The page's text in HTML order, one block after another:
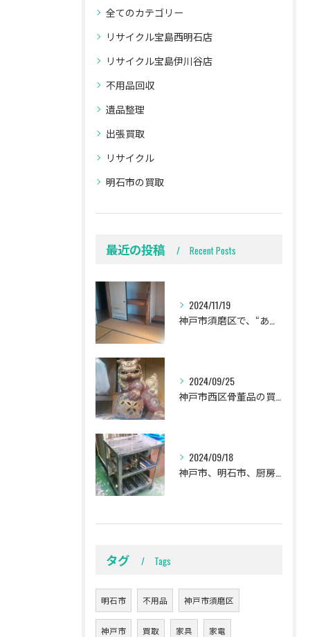
全てのカテゴリー
リサイクル宝島西明石店
リサイクル宝島伊川谷店
不用品回収
遺品整理
出張買取
リサイクル
明石市の買取
最近の投稿 Recent Posts
2024/11/19
2024/09/25
2024/09/18
タグ Tags
明石市 不用品 神戸市須磨区
神戸市 買取 家具 家電